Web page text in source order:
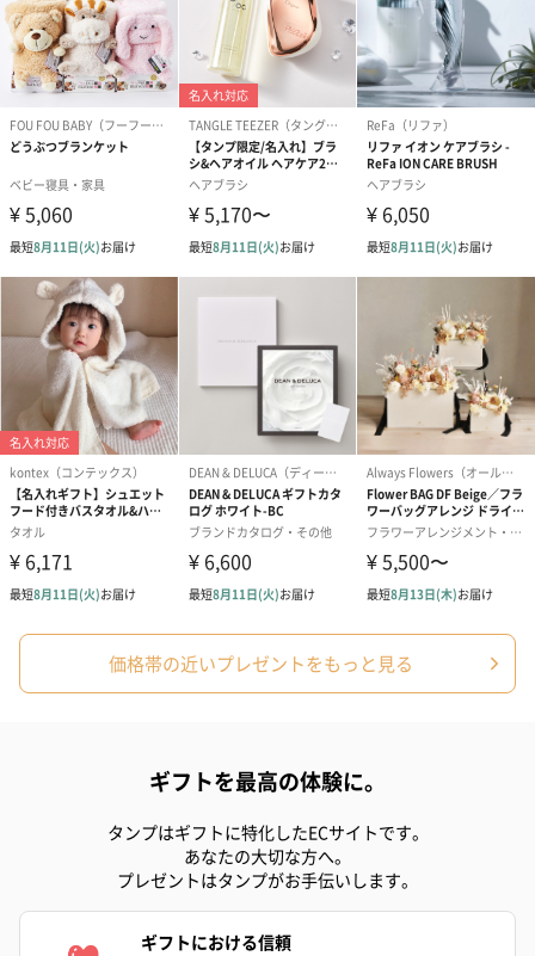
価格帯の近いプレゼントをもっと見る
ギフトを最高の体験に。
タンプはギフトに特化したECサイトです。
あなたの大切な方へ。
プレゼントはタンプがお手伝いします。
ギフトにおける信頼